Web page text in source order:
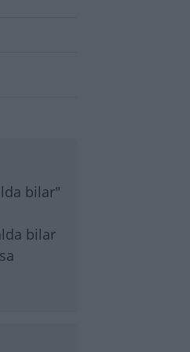
bilar"
bilar